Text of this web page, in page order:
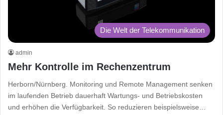
Die Welt der Telekommunikation
admin
Mehr Kontrolle im Rechenzentrum
Herborn/Nürnberg. Monitoring und Remote Management senken
im laufenden Betrieb dauerhaft Wartungs- und Betriebskosten
und erhöhen die Verfügbarkeit. So reduzieren beispielsweise…